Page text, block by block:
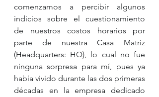
comenzamos a percibir algunos
indicios sobre el cuestionamiento
de nuestros costos horarios por
parte de nuestra Casa Matriz
(Headquarters: HQ), lo cual no fue
ninguna sorpresa para mí, pues ya
había vivido durante las dos primeras
décadas en la empresa dedicado